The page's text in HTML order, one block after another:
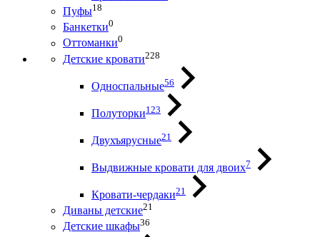
Пуфы18
Банкетки0
Оттоманки0
Детские кровати228
Односпальные56
Полуторки123
Двухъярусные21
Выдвижные кровати для двоих7
Кровати-чердаки21
Диваны детские21
Детские шкафы36